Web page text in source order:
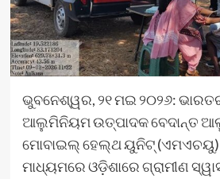
ଭୁବନେଶ୍ୱର, ୨୧ ମଇ ୨୦୨୬:
ଆଲୁମିନିୟମ ଉତ୍ପାଦକ ବେଦାନ୍ତ
ମୋବାଇଲ୍ ହେଲ୍ଥ ୟୁନିଟ୍
ମାଧ୍ୟମରେ ଓଡ଼ିଶାରେ ଗ୍ରାମୀଣ